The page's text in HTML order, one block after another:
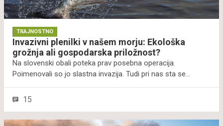
TRAJNOSTNO
Invazivni plenilki v našem morju: Ekološka
grožnja ali gospodarska priložnost?
Na slovenski obali poteka prav posebna operacija.
Poimenovali so jo slastna invazija. Tudi pri nas sta se
skakavka. To je agresivna plenilska riba z močnimi zobmi. V
tudi ostale ribe in lahko povzroča škodo v ribolovnih orodjih,
15